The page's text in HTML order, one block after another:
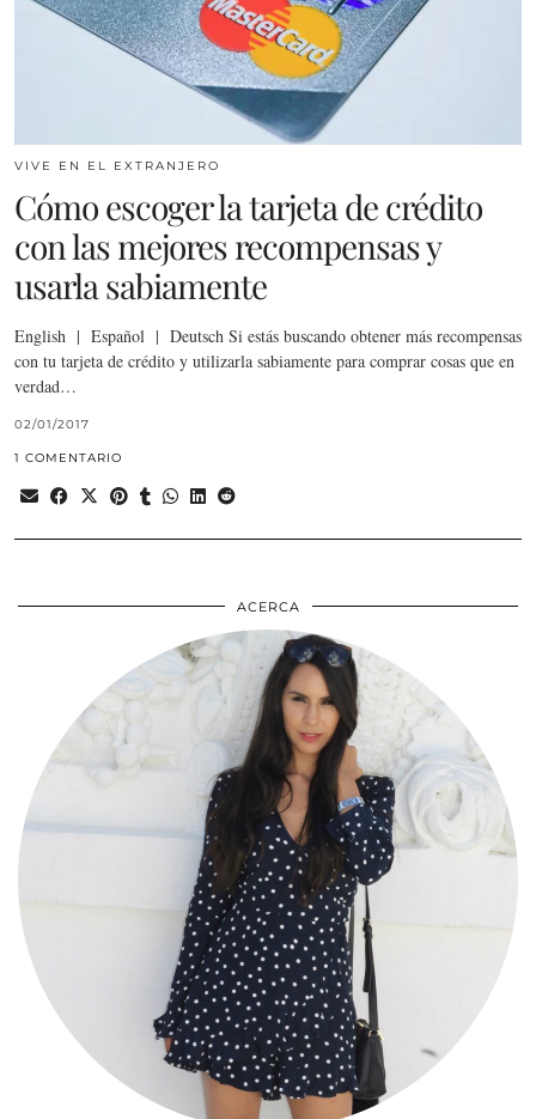
VIVE EN EL EXTRANJERO
Cómo escoger la tarjeta de crédito
con las mejores recompensas y
usarla sabiamente
English | Español | Deutsch Si estás buscando obtener más recompensas
con tu tarjeta de crédito y utilizarla sabiamente para comprar cosas que en
verdad…
02/01/2017
1 COMENTARIO
ACERCA